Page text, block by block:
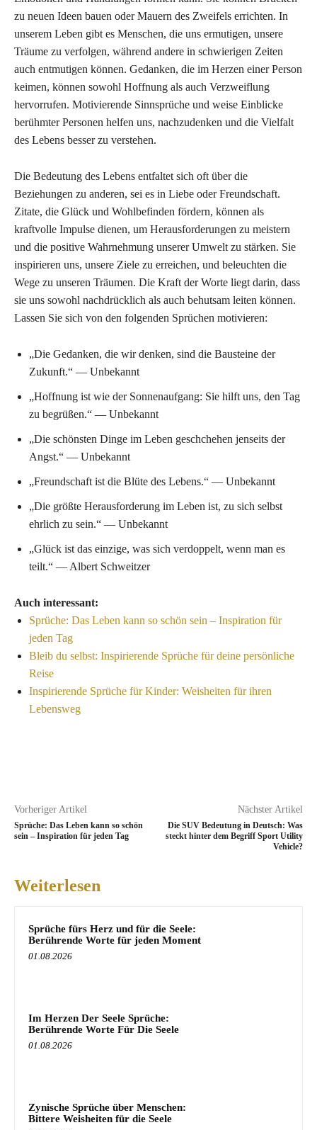
zu neuen Ideen bauen oder Mauern des Zweifels errichten. In
unserem Leben gibt es Menschen, die uns ermutigen, unsere
Träume zu verfolgen, während andere in schwierigen Zeiten
auch entmutigen können. Gedanken, die im Herzen einer Person
keimen, können sowohl Hoffnung als auch Verzweiflung
hervorrufen. Motivierende Sinnsprüche und weise Einblicke
berühmter Personen helfen uns, nachzudenken und die Vielfalt
des Lebens besser zu verstehen.
Die Bedeutung des Lebens entfaltet sich oft über die
Beziehungen zu anderen, sei es in Liebe oder Freundschaft.
Zitate, die Glück und Wohlbefinden fördern, können als
kraftvolle Impulse dienen, um Herausforderungen zu meistern
und die positive Wahrnehmung unserer Umwelt zu stärken. Sie
inspirieren uns, unsere Ziele zu erreichen, und beleuchten die
Wege zu unseren Träumen. Die Kraft der Worte liegt darin, dass
sie uns sowohl nachdrücklich als auch behutsam leiten können.
Lassen Sie sich von den folgenden Sprüchen motivieren:
„Die Gedanken, die wir denken, sind die Bausteine der
Zukunft.“ — Unbekannt
„Hoffnung ist wie der Sonnenaufgang: Sie hilft uns, den Tag
zu begrüßen.“ — Unbekannt
„Die schönsten Dinge im Leben geschchehen jenseits der
Angst.“ — Unbekannt
„Freundschaft ist die Blüte des Lebens.“ — Unbekannt
„Die größte Herausforderung im Leben ist, zu sich selbst
ehrlich zu sein.“ — Unbekannt
„Glück ist das einzige, was sich verdoppelt, wenn man es
teilt.“ — Albert Schweitzer
Auch interessant:
Sprüche: Das Leben kann so schön sein – Inspiration für
jeden Tag
Bleib du selbst: Inspirierende Sprüche für deine persönliche
Reise
Inspirierende Sprüche für Kinder: Weisheiten für ihren
Lebensweg
Vorheriger Artikel
Sprüche: Das Leben kann so schön
sein – Inspiration für jeden Tag
Nächster Artikel
Die SUV Bedeutung in Deutsch: Was
steckt hinter dem Begriff Sport Utility
Vehicle?
Weiterlesen
Sprüche fürs Herz und für die Seele:
Berührende Worte für jeden Moment
01.08.2026
Im Herzen Der Seele Sprüche:
Berührende Worte Für Die Seele
01.08.2026
Zynische Sprüche über Menschen:
Bittere Weisheiten für die Seele